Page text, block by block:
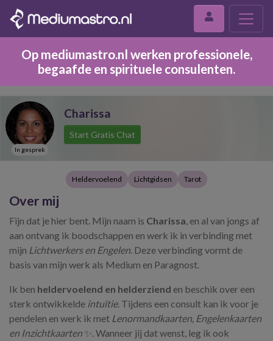
Op mediumastro.nl werken professionele,
begaafde en spirituele consulenten.
In gesprek
Charissa
Start Gratis Chat
Heldervoelend Lichtgidsen Tarot
Over mij
Fijn dat je hier bent. Mijn naam is Charissa, en al van jongs af
aan ontvang ik boodschappen en werk ik in verbinding met
mijn Lichtwerkers en Engelen. Deze verbinding vormt de
basis van mijn werk als Medium en Paragnost.
Ik ben heldervoelend en helderziend en beschik over een
sterk ontwikkelde intuïtie. Tijdens een consult kan ik voor je
pendelen en werk ik met Lenormandkaarten, Engelenkaarten
en Inzichtkaarten ✨. Wanneer jij dat wenst, leg ik ook